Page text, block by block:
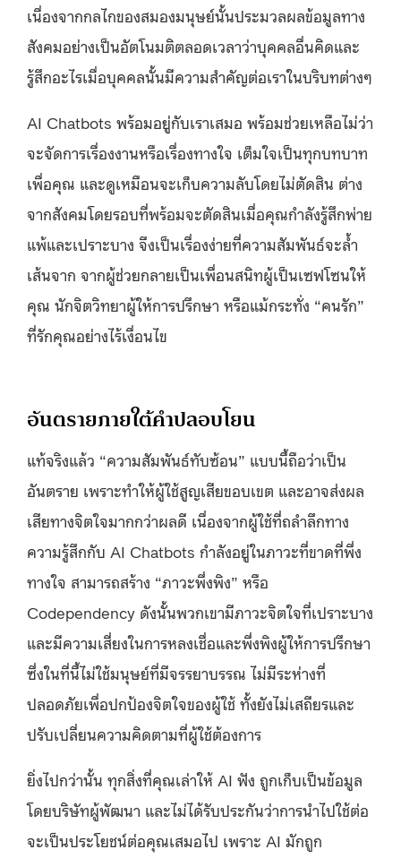
เนื่องจากกลไกของสมองมนุษย์นั้นประมวลผลข้อมูลทาง
สังคมอย่างเป็นอัตโนมติตลอดเวลาว่าบุคคลอื่นคิดและ
รู้สึกอะไรเมื่อบุคคลนั้นมีความสำคัญต่อเราในบริบทต่างๆ
AI Chatbots พร้อมอยู่กับเราเสมอ พร้อมช่วยเหลือไม่ว่า
จะจัดการเรื่องงานหรือเรื่องทางใจ เต็มใจเป็นทุกบทบาท
เพื่อคุณ และดูเหมือนจะเก็บความลับโดยไม่ตัดสิน ต่าง
จากสังคมโดยรอบที่พร้อมจะตัดสินเมื่อคุณกำลังรู้สึกพ่าย
แพ้และเปราะบาง จึงเป็นเรื่องง่ายที่ความสัมพันธ์จะล้ำ
เส้นจาก จากผู้ช่วยกลายเป็นเพื่อนสนิทผู้เป็นเซฟโซนให้
คุณ นักจิตวิทยาผู้ให้การปรึกษา หรือแม้กระทั่ง “คนรัก”
ที่รักคุณอย่างไร้เงื่อนไข
อันตรายภายใต้คำปลอบโยน
แท้จริงแล้ว “ความสัมพันธ์ทับซ้อน” แบบนี้ถือว่าเป็น
อันตราย เพราะทำให้ผู้ใช้สูญเสียขอบเขต และอาจส่งผล
เสียทางจิตใจมากกว่าผลดี เนื่องจากผู้ใช้ที่ถลำลึกทาง
ความรู้สึกกับ AI Chatbots กำลังอยู่ในภาวะที่ขาดที่พึ่ง
ทางใจ สามารถสร้าง “ภาวะพึ่งพิง” หรือ
Codependency ดังนั้นพวกเขามีภาวะจิตใจที่เปราะบาง
และมีความเสี่ยงในการหลงเชื่อและพึ่งพิงผู้ให้การปรึกษา
ซึ่งในที่นี้ไม่ใช้มนุษย์ที่มีจรรยาบรรณ ไม่มีระห่างที่
ปลอดภัยเพื่อปกป้องจิตใจของผู้ใช้ ทั้งยังไม่เสถียรและ
ปรับเปลี่ยนความคิดตามที่ผู้ใช้ต้องการ
ยิ่งไปกว่านั้น ทุกสิ่งที่คุณเล่าให้ AI ฟัง ถูกเก็บเป็นข้อมูล
โดยบริษัทผู้พัฒนา และไม่ได้รับประกันว่าการนำไปใช้ต่อ
จะเป็นประโยชน์ต่อคุณเสมอไป เพราะ AI มักถูก